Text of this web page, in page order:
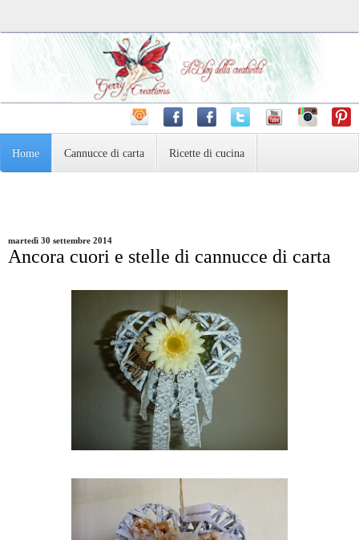
Home Cannucce di carta Ricette di cucina
martedì 30 settembre 2014
Ancora cuori e stelle di cannucce di carta